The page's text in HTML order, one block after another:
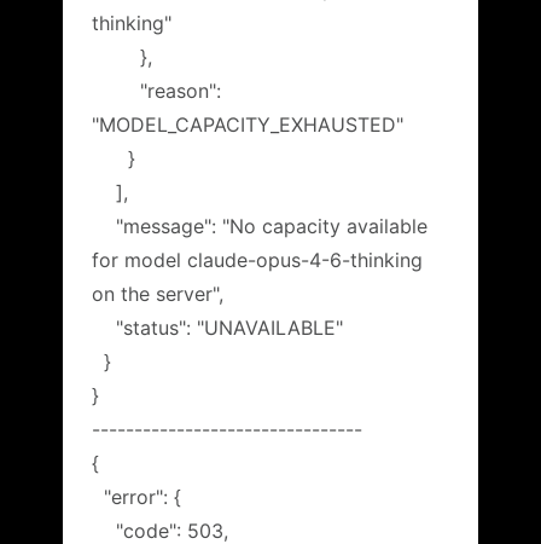
thinking"
},
"reason":
"MODEL_CAPACITY_EXHAUSTED"
}
],
"message": "No capacity available
for model claude-opus-4-6-thinking
on the server",
"status": "UNAVAILABLE"
}
}
--------------------------------
{
"error": {
"code": 503,